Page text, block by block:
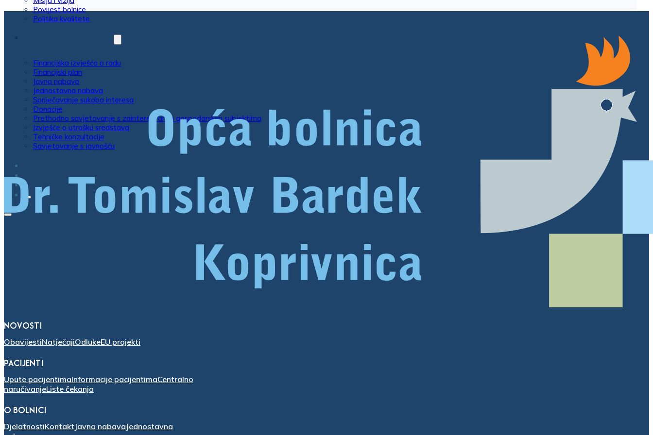
Povijest bolnice
Politika kvalitete
Financijska izvješća o radu
Financijski plan
Javna nabava
Jednostavna nabava
Spriječavanje sukoba interesa
Donacije
Prethodno savjetovanje s zainteresiranim gospodarskim subjektima
Izvješće o utrošku sredstava
Tehničke konzultacije
Savjetovanje s javnošću
EU PROJEKTI
KONTAKT
NOVOSTI
ObavijestiNatječajiOdlukeEU projekti
PACIJENTI
Upute pacijentimaInformacije pacijentimaCentralno
naručivanjeListe čekanja
O BOLNICI
DjelatnostiKontakt Javna nabava Jednostavna